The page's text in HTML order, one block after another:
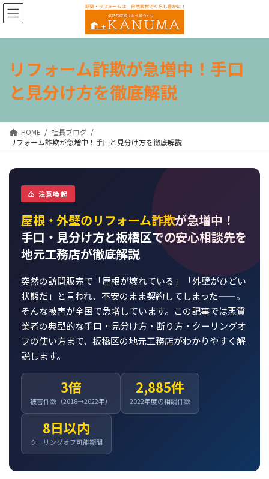
コ
ン
ン
ナ
ビ
ー
リフォーム詐欺が急増中！手口
と見分け方を徹底解説
HOME
社長ブログ
リフォーム詐欺が急増中！手口と見分け方を徹底解説
⚠ 注意喚起
屋根・外壁のリフォーム詐欺が急増中！
手口・見分け方と板橋区での安心相談先を
地元工務店が徹底解説
突然の訪問販売で「屋根が壊れている」「外壁がひどい
状態だ」と言われ、不安のまま契約してしまった——。
そんな被害が全国で急増しています。この記事では悪質
業者の典型的な手口・見分け方・断り方・クーリングオ
フの使い方まで、板橋区の地元工務店がわかりやすく解
説します。
3倍
被害件数（2018→2022年）
2,885件
2022年度の相談件数
8日以内
クーリングオフ可能期間